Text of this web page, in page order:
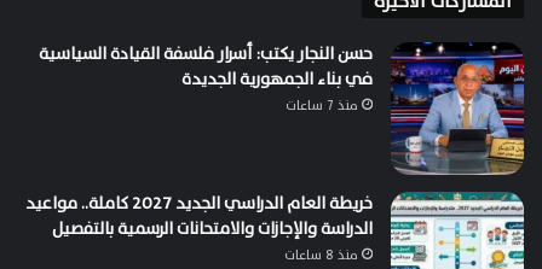
حسن النجار يكتب: أسرار فلسفة القيادة السياسية
في بناء الجمهورية الجديدة
منذ 7 ساعات
خريطة العام الدراسي الجديد 2027 كاملة.. مواعيد
الدراسة والإجازات والامتحانات الرسمية بالتفصيل
منذ 8 ساعات